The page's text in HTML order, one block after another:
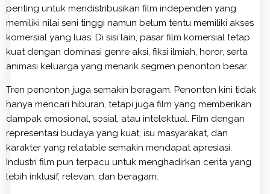
penting untuk mendistribusikan film independen yang
memiliki nilai seni tinggi namun belum tentu memiliki akses
komersial yang luas. Di sisi lain, pasar film komersial tetap
kuat dengan dominasi genre aksi, fiksi ilmiah, horor, serta
animasi keluarga yang menarik segmen penonton besar.
Tren penonton juga semakin beragam. Penonton kini tidak
hanya mencari hiburan, tetapi juga film yang memberikan
dampak emosional, sosial, atau intelektual. Film dengan
representasi budaya yang kuat, isu masyarakat, dan
karakter yang relatable semakin mendapat apresiasi.
Industri film pun terpacu untuk menghadirkan cerita yang
lebih inklusif, relevan, dan beragam.